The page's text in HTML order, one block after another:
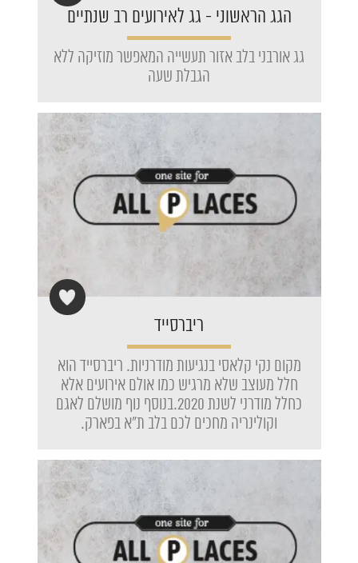
הגג הראשוני - גג לאירועים רב שנתיים
גג אורבני בלב אזור תעשייה המאפשר מוזיקה ללא
הגבלת שעה
ריברסייד
מקום נקי קלאסי בנגיעות מודרניות. ריברסייד הוא
חלל מעוצב שלא מרגיש כמו אולם אירועים אלא
כחלל מודרני לשנת 2020.בנוסף נוף מושלם לאגם
וקולינריה מחכים לכם בלב ת"א בפארק.